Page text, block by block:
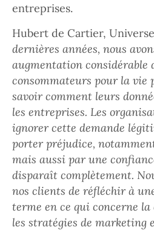
entreprises.
Hubert de Cartier,
dernières années, nous
augmentation considérable
consommateurs pour la vie
savoir comment leurs
les entreprises. Les
ignorer cette demande
porter préjudice,
mais aussi par une
disparaît complètement.
nos clients de réfléchir à
terme en ce qui concerne la
les stratégies de marketing